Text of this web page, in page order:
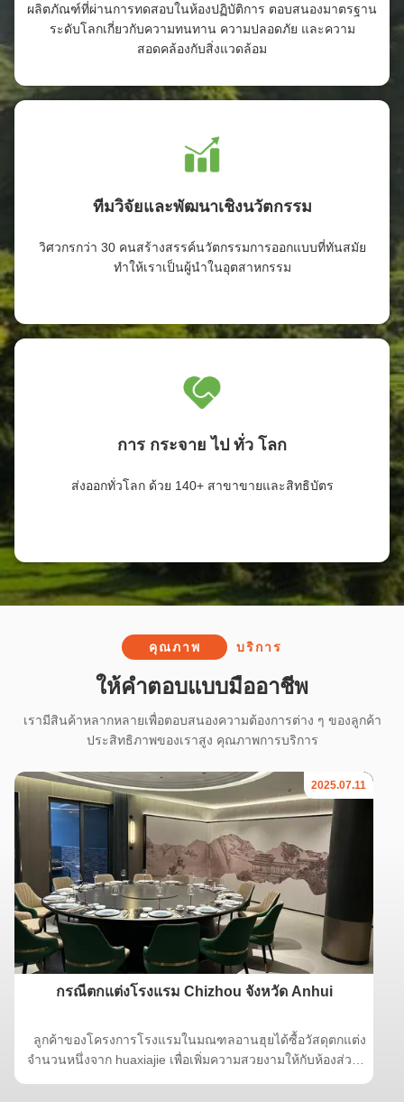
ผลิตภัณฑ์ที่ผ่านการทดสอบในห้องปฏิบัติการ ตอบสนองมาตรฐาน
ระดับโลกเกี่ยวกับความทนทาน ความปลอดภัย และความ
สอดคล้องกับสิ่งแวดล้อม
ทีมวิจัยและพัฒนาเชิงนวัตกรรม
วิศวกรกว่า 30 คนสร้างสรรค์นวัตกรรมการออกแบบที่ทันสมัย
ทำให้เราเป็นผู้นำในอุตสาหกรรม
การ กระจาย ไป ทั่ว โลก
ส่งออกทั่วโลก ด้วย 140+ สาขาขายและสิทธิบัตร
คุณภาพ บริการ
ให้คําตอบแบบมืออาชีพ
เรามีสินค้าหลากหลายเพื่อตอบสนองความต้องการต่าง ๆ ของลูกค้า
ประสิทธิภาพของเราสูง คุณภาพการบริการ
2025.07.11
กรณีตกแต่งโรงแรม Chizhou จังหวัด Anhui
ลูกค้าของโครงการโรงแรมในมณฑลอานฮุยได้ซื้อวัสดุตกแต่ง
จำนวนหนึ่งจาก huaxiajie เพื่อเพิ่มความสวยงามให้กับห้องส่วน